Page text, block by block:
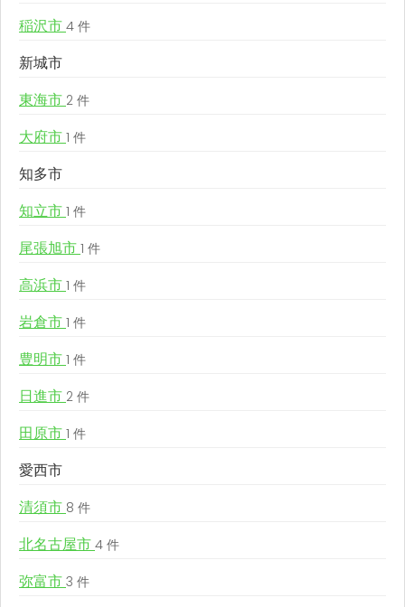
稲沢市 4 件
新城市
東海市 2 件
大府市 1 件
知多市
知立市 1 件
尾張旭市 1 件
高浜市 1 件
岩倉市 1 件
豊明市 1 件
日進市 2 件
田原市 1 件
愛西市
清須市 8 件
北名古屋市 4 件
弥富市 3 件